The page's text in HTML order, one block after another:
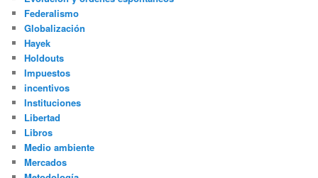
Federalismo
Globalización
Hayek
Holdouts
Impuestos
incentivos
Instituciones
Libertad
Libros
Medio ambiente
Mercados